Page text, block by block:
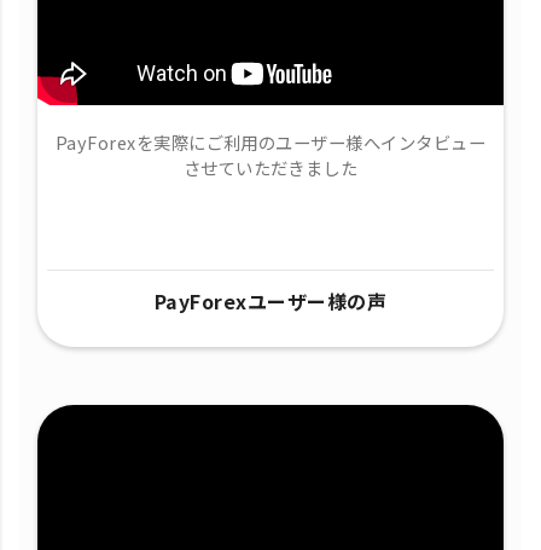
PayForexを実際にご利用のユーザー様へインタビュー
させていただきました
PayForexユーザー様の声​